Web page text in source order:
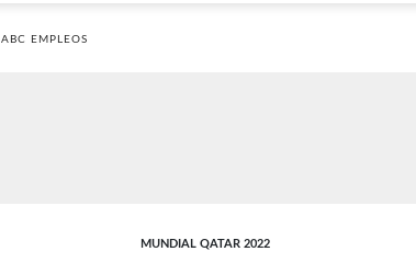
ABC EMPLEOS
MUNDIAL QATAR 2022